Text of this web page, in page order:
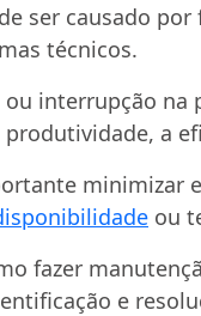
ser causado
técnicos.
interrupção
a
minimizar
ou
fazer
e